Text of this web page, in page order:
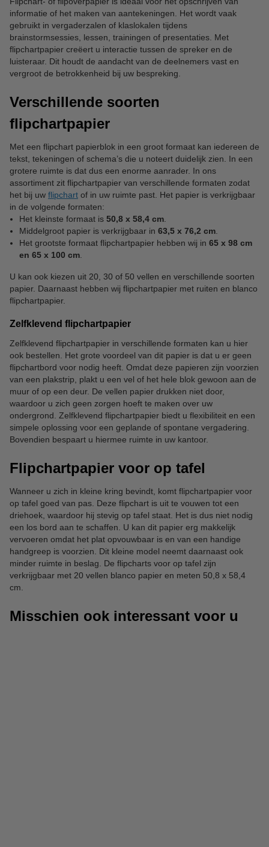
informatie of het maken van aantekeningen. Het wordt vaak
gebruikt in vergaderzalen of klaslokalen tijdens
brainstormsessies, lessen, trainingen of presentaties. Met
flipchartpapier creëert u interactie tussen de spreker en de
luisteraar. Dit houdt de aandacht van de deelnemers vast en
vergroot de betrokkenheid bij uw bespreking.
Verschillende soorten
flipchartpapier
Met een flipchart papierblok in een groot formaat kan iedereen de
tekst, tekeningen of schema’s die u noteert duidelijk zien. In een
grotere ruimte is dat dus een enorme aanrader. In ons
assortiment zit flipchartpapier van verschillende formaten zodat
het bij uw flipchart of in uw ruimte past. Het papier is verkrijgbaar
in de volgende formaten:
Het kleinste formaat is 50,8 x 58,4 cm
Middelgroot papier is verkrijgbaar in 63,5 x 76,2 cm
Het grootste formaat flipchartpapier hebben wij in 65 x 98 cm
en 65 x 100 cm
U kan ook kiezen uit 20, 30 of 50 vellen en verschillende soorten
papier. Daarnaast hebben wij flipchartpapier met ruiten en blanco
flipchartpapier.
Zelfklevend flipchartpapier
Zelfklevend flipchartpapier in verschillende formaten kan u hier
ook bestellen. Het grote voordeel van dit papier is dat u er geen
flipchartbord voor nodig heeft. Omdat deze papieren zijn voorzien
van een plakstrip, plakt u een vel of het hele blok gewoon aan de
muur of op een deur. De vellen papier drukken niet door,
waardoor u zich geen zorgen hoeft te maken over uw
ondergrond. Zelfklevend flipchartpapier biedt u flexibiliteit en een
simpele oplossing voor een geplande of spontane vergadering.
Bovendien bespaart u hiermee ruimte in uw kantoor.
Flipchartpapier voor op tafel
Wanneer u zich in kleine kring bevindt, komt flipchartpapier voor
op tafel goed van pas. Deze flipchart is uit te vouwen tot een
driehoek, waardoor hij stevig op tafel staat. Het is dus niet nodig
een los bord aan te schaffen. U kan dit papier erg makkelijk
vervoeren omdat het plat opvouwbaar is en van een handige
handgreep is voorzien. Dit kleine model neemt daarnaast ook
minder ruimte in beslag. De flipcharts voor op tafel zijn
verkrijgbaar met 20 vellen blanco papier en meten 50,8 x 58,4
cm.
Misschien ook interessant voor u